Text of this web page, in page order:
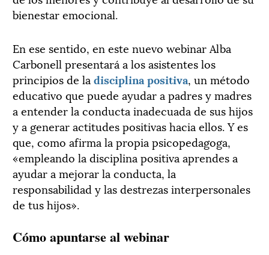
bienestar emocional.
En ese sentido, en este nuevo webinar Alba
Carbonell presentará a los asistentes los
principios de la disciplina positiva, un método
educativo que puede ayudar a padres y madres
a entender la conducta inadecuada de sus hijos
y a generar actitudes positivas hacia ellos. Y es
que, como afirma la propia psicopedagoga,
«empleando la disciplina positiva aprendes a
ayudar a mejorar la conducta, la
responsabilidad y las destrezas interpersonales
de tus hijos».
Cómo apuntarse al webinar